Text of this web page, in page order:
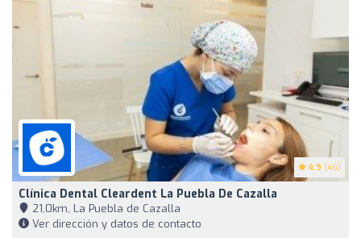
4.9 (46)
Clínica Dental Cleardent La Puebla De Cazalla
21,0km, La Puebla de Cazalla
Ver dirección y datos de contacto